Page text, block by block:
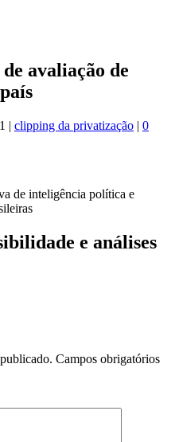
avaliação de
| clipping da privatização | 0
de inteligência política e
e análises
Campos obrigatórios